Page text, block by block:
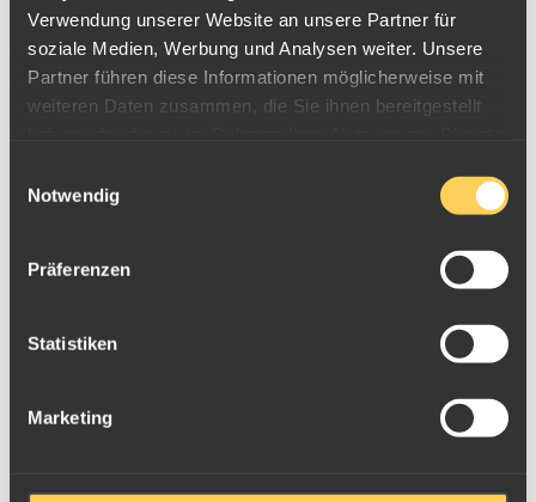
Verwendung unserer Website an unsere Partner für
soziale Medien, Werbung und Analysen weiter. Unsere
Partner führen diese Informationen möglicherweise mit
weiteren Daten zusammen, die Sie ihnen bereitgestellt
Notwendig
Präferenzen
Statistiken
Marketing
Münzen
8g
100 Yuan
22mm